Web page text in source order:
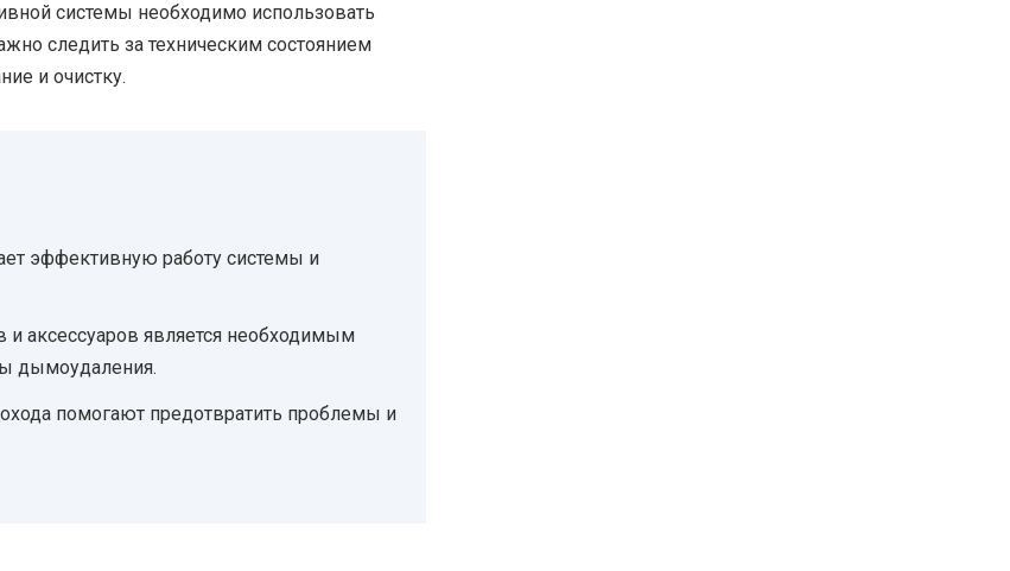
системы необходимо использовать
следить за техническим состоянием
и очистку.
эффективную работу системы и
и аксессуаров является необходимым
дымоудаления.
помогают предотвратить проблемы и